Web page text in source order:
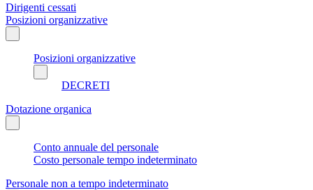
Dirigenti cessati
Posizioni organizzative
Posizioni organizzative
DECRETI
Dotazione organica
Conto annuale del personale
Costo personale tempo indeterminato
Personale non a tempo indeterminato